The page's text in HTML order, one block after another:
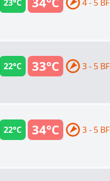
23°C 4 - 5 BF
33°C
22°C 3 - 5 BF
34°C
22°C 3 - 5 BF